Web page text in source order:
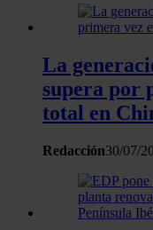
recopilado a partir
La
supera por
total en
Redacción30/07/